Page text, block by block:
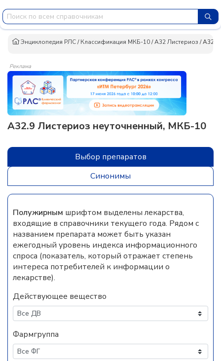
Энциклопедия РЛС/Классификация МКБ-10/A32 Листериоз /A32.9
Реклама
A32.9 Листериоз неуточненный, МКБ-10
Выбор препаратов
Синонимы
Полужирным шрифтом выделены лекарства,
входящие в справочники текущего года. Рядом с
названием препарата может быть указан
ежегодный уровень индекса информационного
спроса (показатель, который отражает степень
интереса потребителей к информации о
лекарстве).
Действующее вещество
Фармгруппа